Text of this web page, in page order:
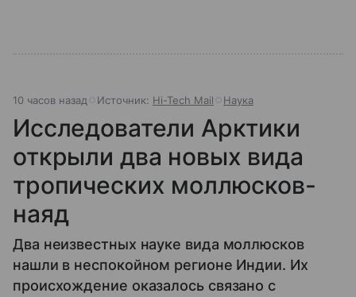
10 часов назад Источник: Hi-Tech Mail Наука
Исследователи Арктики
открыли два новых вида
тропических моллюсков-
наяд
Два неизвестных науке вида моллюсков
нашли в неспокойном регионе Индии. Их
происхождение оказалось связано с